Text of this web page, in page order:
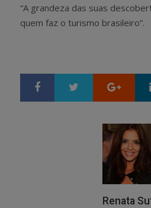
“A grandeza das suas
quem faz o turismo brasileiro”.
Renata